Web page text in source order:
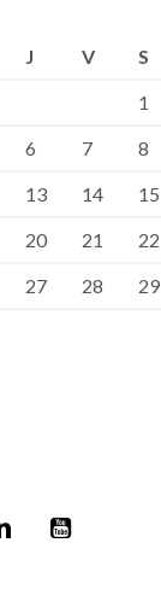
J V S
1
6 7 8
13 14 15
20 21 22
27 28 29